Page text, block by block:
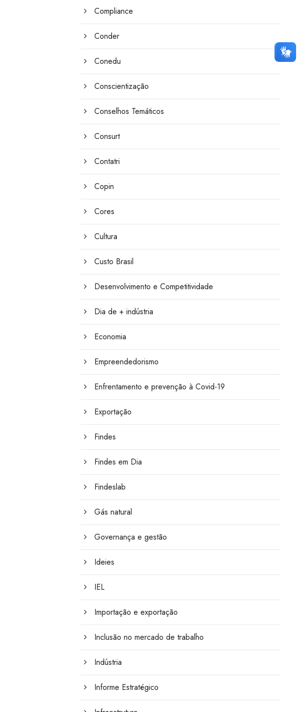
Compliance
Conder
Conedu
Conscientização
Conselhos Temáticos
Consurt
Contatri
Copin
Cores
Cultura
Custo Brasil
Desenvolvimento e Competitividade
Dia de + indústria
Economia
Empreendedorismo
Enfrentamento e prevenção à Covid-19
Exportação
Findes
Findes em Dia
Findeslab
Gás natural
Governança e gestão
Ideies
IEL
Importação e exportação
Inclusão no mercado de trabalho
Indústria
Informe Estratégico